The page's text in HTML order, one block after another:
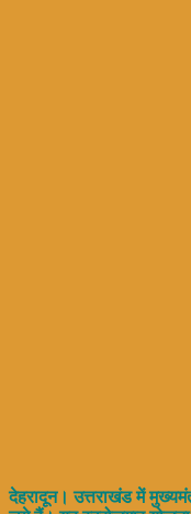
देहरादून। उत्तराखंड में